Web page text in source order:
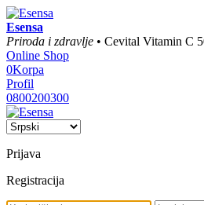
Esensa
Priroda i zdravlje • Cevital Vitamin C
Online Shop
0Korpa
Profil
0800200300
Prijava
Registracija